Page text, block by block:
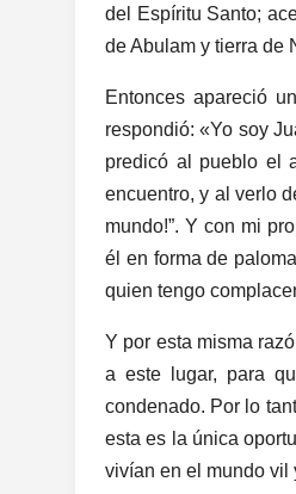
del Espíritu Santo;
de Abulam y tierra de
Entonces apareció
respondió: «Yo soy
predicó al pueblo el
encuentro, y al verlo
mundo!”. Y con mi
él en forma de
quien tengo
Y por esta misma
a este lugar, para
condenado. Por lo
esta es la única
vivían en el mundo vil